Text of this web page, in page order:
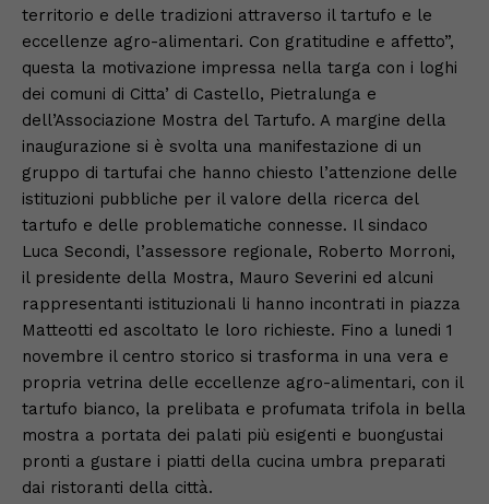
territorio e delle tradizioni attraverso il tartufo e le
eccellenze agro-alimentari. Con gratitudine e affetto”,
questa la motivazione impressa nella targa con i loghi
dei comuni di Citta’ di Castello, Pietralunga e
dell’Associazione Mostra del Tartufo. A margine della
inaugurazione si è svolta una manifestazione di un
gruppo di tartufai che hanno chiesto l’attenzione delle
istituzioni pubbliche per il valore della ricerca del
tartufo e delle problematiche connesse. Il sindaco
Luca Secondi, l’assessore regionale, Roberto Morroni,
il presidente della Mostra, Mauro Severini ed alcuni
rappresentanti istituzionali li hanno incontrati in piazza
Matteotti ed ascoltato le loro richieste. Fino a lunedi 1
novembre il centro storico si trasforma in una vera e
propria vetrina delle eccellenze agro-alimentari, con il
tartufo bianco, la prelibata e profumata trifola in bella
mostra a portata dei palati più esigenti e buongustai
pronti a gustare i piatti della cucina umbra preparati
dai ristoranti della città.